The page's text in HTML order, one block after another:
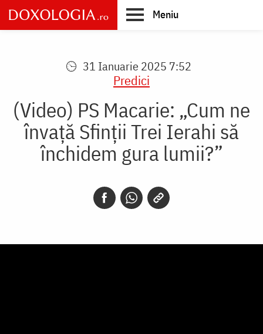
Skip
to
main
Meniu
31 Ianuarie 2025 7:52
Predici
(Video) PS Macarie: „Cum ne
învață Sfinții Trei Ierahi să
închidem gura lumii?”